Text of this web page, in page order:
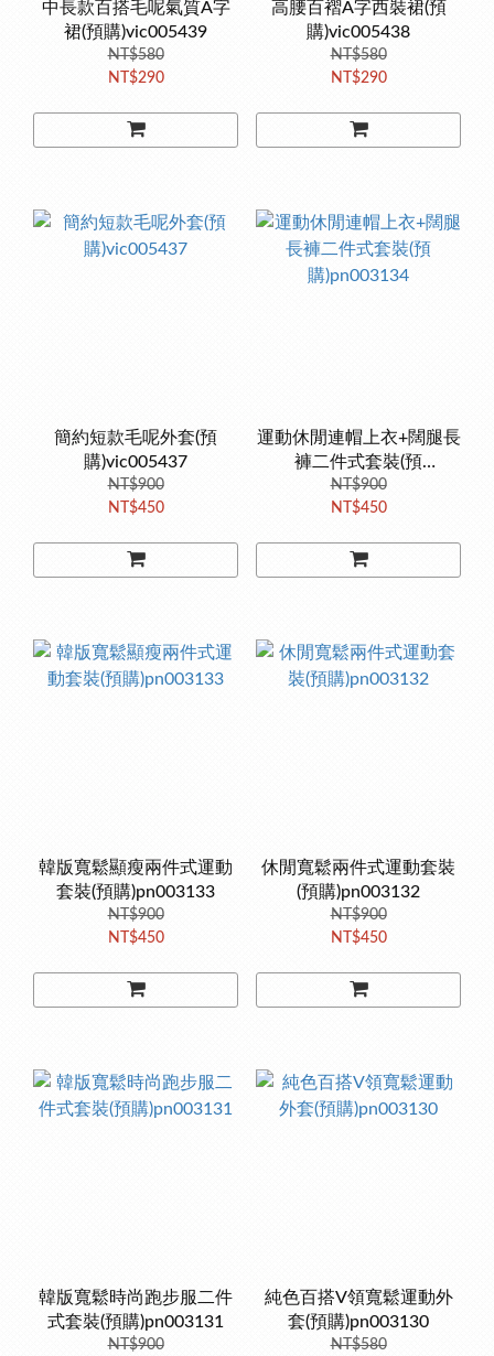
中長款百搭毛呢氣質A字
裙(預購)vic005439
NT$580
NT$290
高腰百褶A字西裝裙(預
購)vic005438
NT$580
NT$290
簡約短款毛呢外套(預
購)vic005437
NT$900
NT$450
運動休閒連帽上衣+闊腿長
褲二件式套裝(預
購)pn003134
NT$900
NT$450
韓版寬鬆顯瘦兩件式運動
套裝(預購)pn003133
NT$900
NT$450
休閒寬鬆兩件式運動套裝
(預購)pn003132
NT$900
NT$450
韓版寬鬆時尚跑步服二件
式套裝(預購)pn003131
NT$900
純色百搭V領寬鬆運動外
套(預購)pn003130
NT$580